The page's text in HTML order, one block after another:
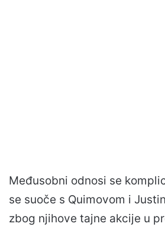
Međusobni odnosi se
se suoče s Quimovom i
zbog njihove tajne akcije u